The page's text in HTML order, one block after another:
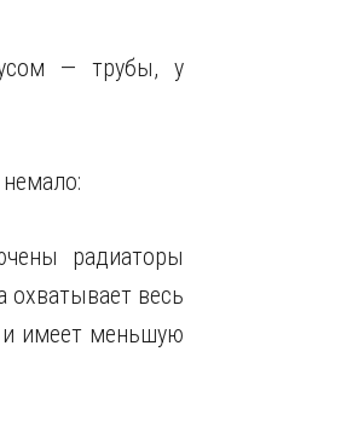
— трубы, у
радиаторы
охватывает весь
и имеет меньшую